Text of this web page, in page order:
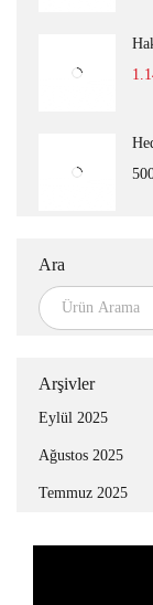
Ara
Arşivler
Eylül 2025
Ağustos 2025
Temmuz 2025